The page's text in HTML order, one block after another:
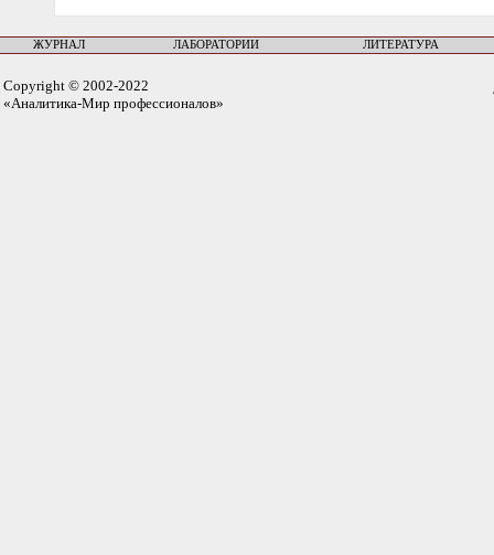
ЖУРНАЛ ЛАБОРАТОРИИ ЛИТЕРАТУРА
Copyright © 2002-2022
«Аналитика-Мир профессионалов»